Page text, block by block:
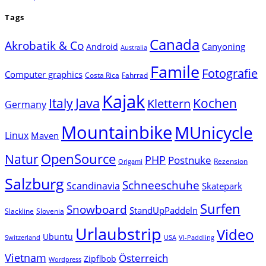
Tags
Akrobatik & Co Android Australia Canada Canyoning
Computer graphics Costa Rica Fahrrad Famile Fotografie
Germany Italy Java Kajak Klettern Kochen
Linux Maven MountainbikeMUnicycle
NaturOpenSource Origami PHP Postnuke Rezension
SalzburgScandinavia Schneeschuhe Skatepark
Slackline Slovenia Snowboard StandUpPaddeln Surfen
Switzerland Ubuntu Urlaubstrip USA VI-Paddling Video
Vietnam Wordpress Zipflbob Österreich